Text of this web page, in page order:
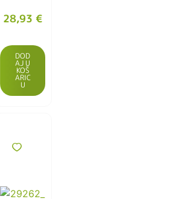
28,93 €
DOD
AJ U
KOŠ
ARIC
U